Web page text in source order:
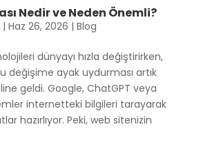
Nedir ve Neden Önemli?
| Haz 26, 2026 | Blog
dünyayı hızla değiştirirken,
değişime ayak uydurması artık
geldi. Google, ChatGPT veya
internetteki bilgileri tarayarak
hazırlıyor. Peki, web sitenizin